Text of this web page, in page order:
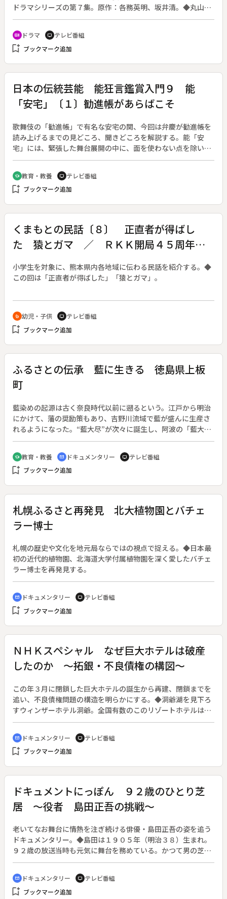
ドラマシリーズの第７集。原作：各務英明、坂井清。◆丸山家
の１３人の子供たちにも、それぞれ転機が訪れる。六男の十郎
は難関の高校に合格するが、三女の七穂子は大学受験に失敗
し、定子は複雑な思い。一方、長女・待子の夫・真吾が仕事で
ブラジルへ行くことになり、待子は一緒に行くか迷っている。
って見守るが…。
recent_actors ドラマ tv テレビ番組
bookmark_add ブックマーク追加
日本の伝統芸能 能狂言鑑賞入門９ 能
「安宅」〔１〕勧進帳があらばこそ
歌舞伎の「勧進帳」で有名な安宅の関、今回は弁慶が勧進帳を
読み上げるまでの見どころ、聞きどころを解説する。能「安
宅」には、緊張した舞台展開の中に、面を使わない点を除い
て、能の多彩な技法のすべてが尽くされている。コトバ、謠、
舞が劇中に有機的に生かされており、歌舞伎の「勧進帳」と比
べて能の特色が表われている曲である。「勧進帳」の間合を決
めるのは大鼓で、見どころでもある。◆能『安宅』／粟谷菊生
茂山千五郎。◆副音声は英語
school 教育・教養 tv テレビ番組
bookmark_add ブックマーク追加
くまもとの民話〔８〕 正直者が得ばし
た 猿とガマ ／ ＲＫＫ開局４５周年記
小学生を対象に、熊本県内各地域に伝わる民話を紹介する。◆
この回は「正直者が得ばした」「猿とガマ」。
crib 幼児・子供 tv テレビ番組
bookmark_add ブックマーク追加
ふるさとの伝承 藍に生きる 徳島県上板
町
藍染めの起源は古く奈良時代以前に遡るという。江戸から明治
にかけて、藩の奨励策もあり、吉野川流域で藍が盛んに生産さ
れるようになった。“藍大尽”が次々に誕生し、阿波の「藍大
市」が全国の市場を押さえた。しかし、その後化学染料に押さ
れて藍は急激に衰退し、「藍師」とよばれる生産者は今では５
軒ほどに減ってしまっている。伝統の風合いが見直され、天然
の藍が再び脚光を浴びてきているが、藍師、佐藤昭人さんの一
school 教育・教養 cinematic_blur ドキュメンタリー tv テレビ番組
bookmark_add ブックマーク追加
札幌ふるさと再発見 北大植物園とバチェ
ラー博士
札幌の歴史や文化を地元局ならではの視点で捉える。◆日本最
初の近代的植物園、北海道大学付属植物園を深く愛したバチェ
ラー博士を再発見する。
cinematic_blur ドキュメンタリー tv テレビ番組
bookmark_add ブックマーク追加
ＮＨＫスペシャル なぜ巨大ホテルは破産
したのか ～拓銀・不良債権の構図～
この年３月に閉鎖した巨大ホテルの誕生から再建、閉鎖までを
追い、不良債権問題の構造を明らかにする。◆洞爺湖を見下ろ
すウィンザーホテル洞爺。全国有数のこのリゾートホテルは、
前年１１月に破綻した北海道拓殖銀行の大口不良債権である。
地元建設業者が拓銀の全面支援で総工費４５０億円をかけて１
９９３年に開業した。しかしバブル崩壊と共に業者との関係は
悪化し、拓銀が債権回収の名目で経営権を取得し、６００億円
で融資を続けてきたのか。銀行破綻を招いたこの投資の裏側を
探る。（同ホテルは３年後に再生している。）
cinematic_blur ドキュメンタリー tv テレビ番組
bookmark_add ブックマーク追加
ドキュメントにっぽん ９２歳のひとり芝
居 ～役者 島田正吾の挑戦～
老いてなお舞台に情熱を注ぎ続ける俳優・島田正吾の姿を追う
ドキュメンタリー。◆島田は１９０５年（明治３８）生まれ。
９２歳の放送当時も元気に舞台を務めている。かつて男の芝居
で人気を博した新国劇のリーダーだったが、劇団は１９８７年
に解散。新國劇の心を残したいという島田の願いで、１９８９
年から１年に２日間だけの「ひとり芝居」を始めた。この年の
作品は「沓掛時次郎」。１年をかけて脚本と演出に取り組み、
cinematic_blur ドキュメンタリー tv テレビ番組
bookmark_add ブックマーク追加